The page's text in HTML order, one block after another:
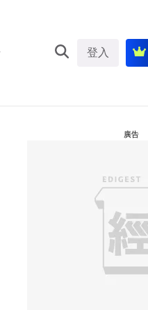
登入
廣告